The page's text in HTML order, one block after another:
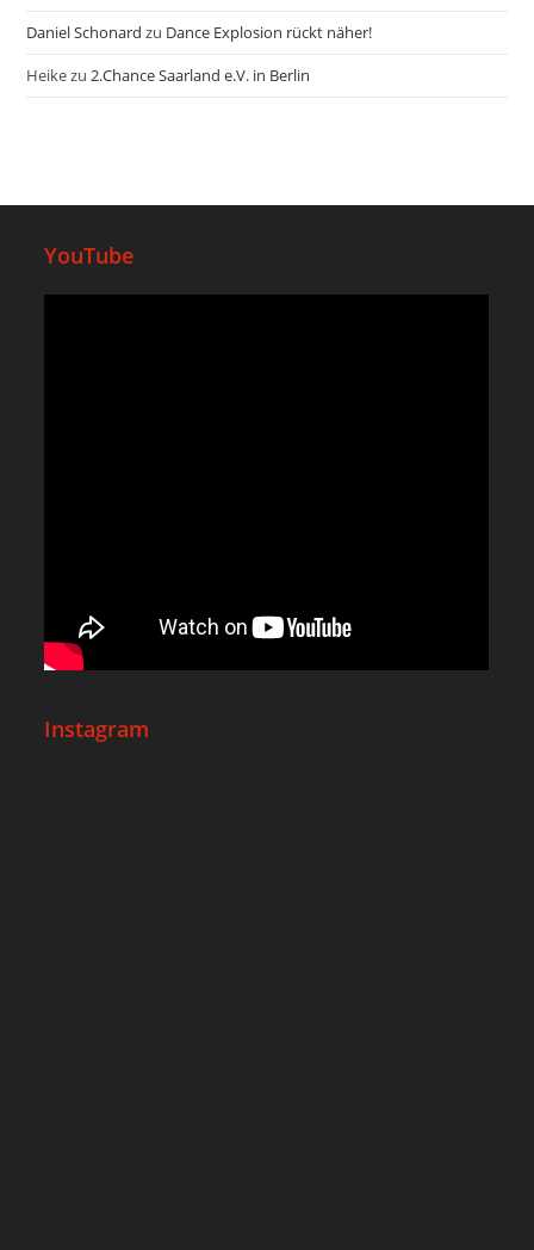
Daniel Schonard zu Dance Explosion rückt näher!
Heikezu2.Chance Saarland e.V. in Berlin
YouTube
Instagram